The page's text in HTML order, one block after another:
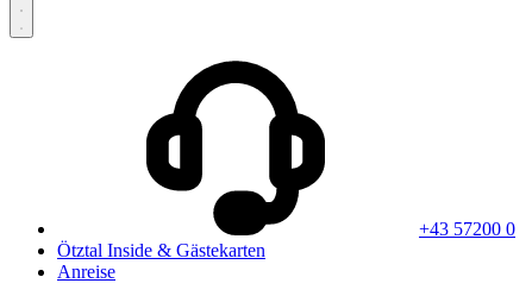
+43 57200 0
Ötztal Inside & Gästekarten
Anreise